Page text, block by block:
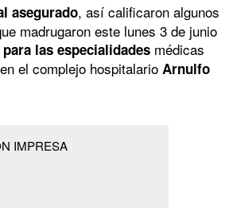
asegurado, así calificaron algunos
madrugaron este lunes 3 de junio
las especialidades médicas
el complejo hospitalario Arnulfo
IMPRESA